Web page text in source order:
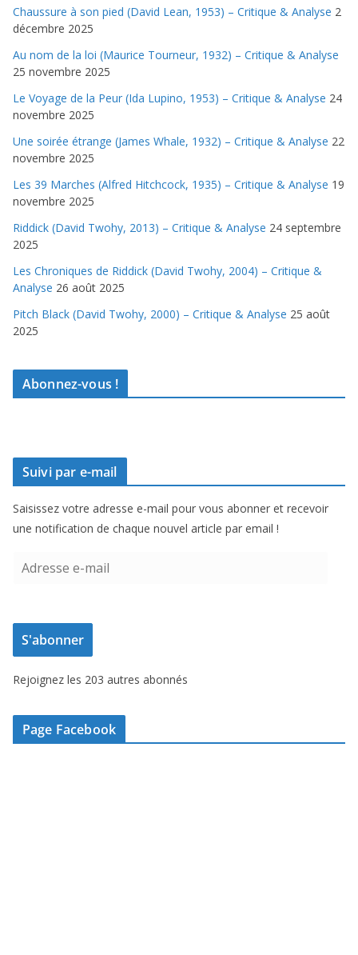
Chaussure à son pied (David Lean, 1953) – Critique & Analyse 2
décembre 2025
Au nom de la loi (Maurice Tourneur, 1932) – Critique & Analyse
25 novembre 2025
Le Voyage de la Peur (Ida Lupino, 1953) – Critique & Analyse 24
novembre 2025
Une soirée étrange (James Whale, 1932) – Critique & Analyse 22
novembre 2025
Les 39 Marches (Alfred Hitchcock, 1935) – Critique & Analyse 19
novembre 2025
Riddick (David Twohy, 2013) – Critique & Analyse 24 septembre
2025
Les Chroniques de Riddick (David Twohy, 2004) – Critique &
Analyse 26 août 2025
Pitch Black (David Twohy, 2000) – Critique & Analyse 25 août
2025
Abonnez-vous !
Suivi par e-mail
Saisissez votre adresse e-mail pour vous abonner et recevoir
une notification de chaque nouvel article par email !
e
s
e
-
S'abonner
Rejoignez les 203 autres abonnés
Page Facebook